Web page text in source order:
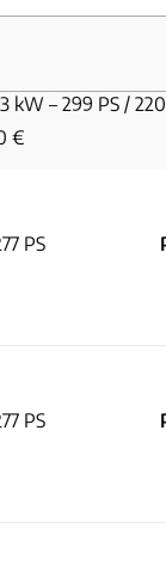
kW – 299 PS /
€
PS
PS